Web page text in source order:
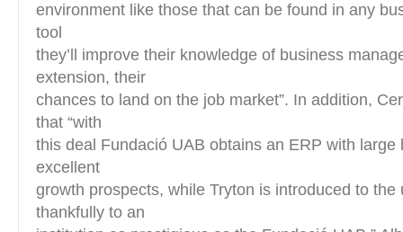
environment like those that can be found in any
tool
they’ll improve their knowledge of business
extension, their
chances to land on the job market”. In addition,
that “with
this deal Fundació UAB obtains an ERP with large
excellent
growth prospects, while Tryton is introduced to the
thankfully to an